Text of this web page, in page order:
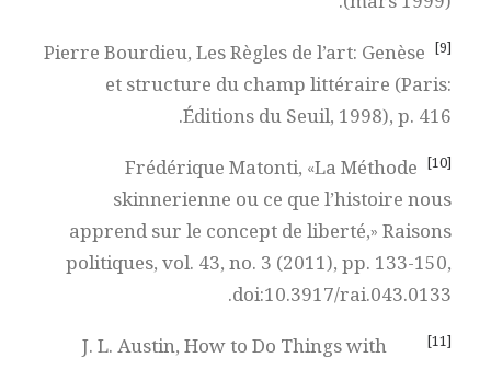
[9]
Pierre Bourdieu, Les Règles de l’art: Genèse
et structure du champ littéraire (Paris:
Éditions du Seuil, 1998), p. 416.
[10]
Frédérique Matonti, «La Méthode
skinnerienne ou ce que l’histoire nous
apprend sur le concept de liberté,» Raisons
politiques, vol. 43, no. 3 (2011), pp. 133-150,
doi:10.3917/rai.043.0133.
[11]
J. L. Austin, How to Do Things with